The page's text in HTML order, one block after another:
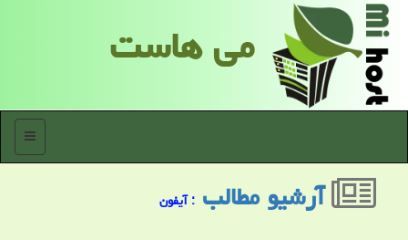
می هاست
منو
آرشیو مطالب : آیفون